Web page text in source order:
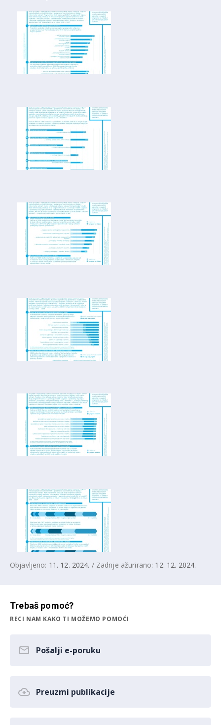
Objavljeno: 11. 12. 2024. / Zadnje ažurirano: 12. 12. 2024.
Trebaš pomoć?
RECI NAM KAKO TI MOŽEMO POMOĆI
Pošalji e-poruku
Preuzmi publikacije